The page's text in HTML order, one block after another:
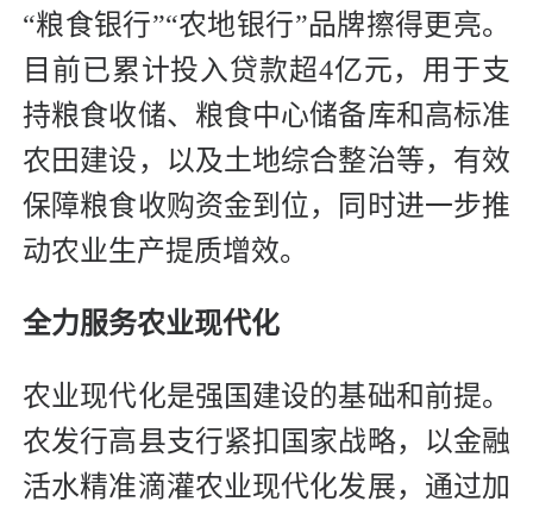
“粮食银行”“农地银行”品牌擦得更亮。
目前已累计投入贷款超4亿元，用于支
持粮食收储、粮食中心储备库和高标准
农田建设，以及土地综合整治等，有效
保障粮食收购资金到位，同时进一步推
动农业生产提质增效。
全力服务农业现代化
农业现代化是强国建设的基础和前提。
农发行高县支行紧扣国家战略，以金融
活水精准滴灌农业现代化发展，通过加